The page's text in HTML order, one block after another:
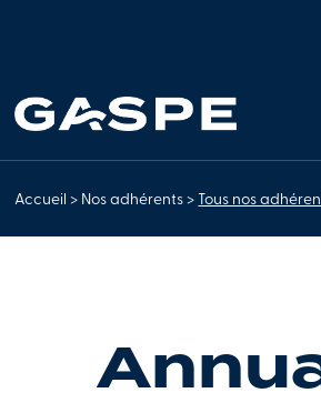
Accueil > Nos adhérents> Tous nos